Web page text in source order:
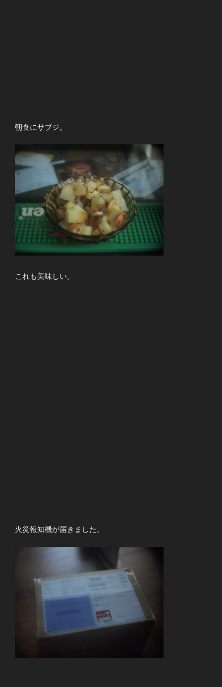
朝食にサブジ。
これも美味しい。
火災報知機が届きました。